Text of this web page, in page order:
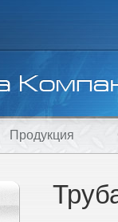
Продукция